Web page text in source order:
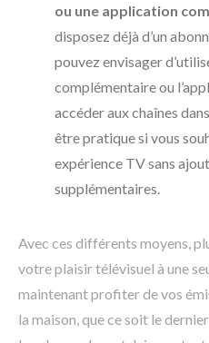
ou une application
disposez déjà d’un
pouvez envisager
complémentaire ou
accéder aux chaînes
être pratique si vous
expérience TV sans
supplémentaires.
Avec ces différents moyens,
votre plaisir télévisuel à une
maintenant profiter de vos
la maison, que ce soit le